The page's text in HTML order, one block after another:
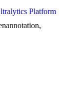
Platform